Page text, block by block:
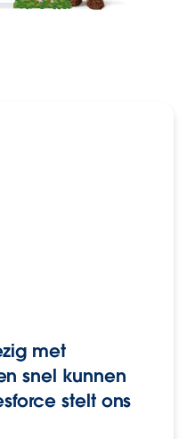
met
snel kunnen
stelt ons